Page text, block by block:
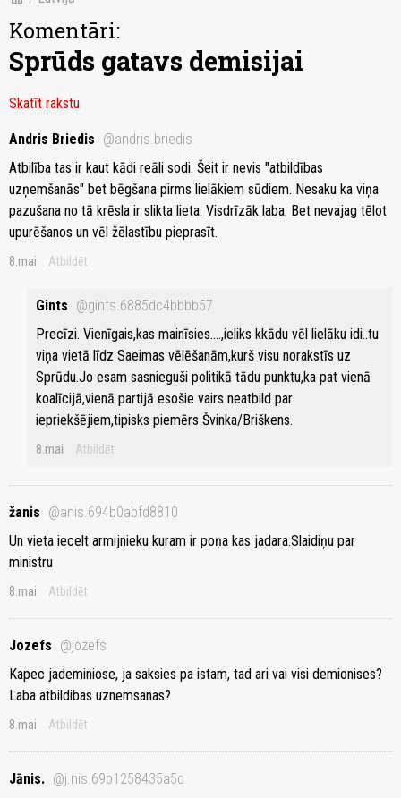
Komentāri:
Sprūds gatavs demisijai
Skatīt rakstu
Andris Briedis @andris.briedis
Atbilība tas ir kaut kādi reāli sodi. Šeit ir nevis "atbildības
uzņemšanās" bet bēgšana pirms lielākiem sūdiem. Nesaku ka viņa
pazušana no tā krēsla ir slikta lieta. Visdrīzāk laba. Bet nevajag tēlot
upurēšanos un vēl žēlastību pieprasīt.
8.mai Atbildēt
Gints @gints.6885dc4bbbb57
Precīzi. Vienīgais,kas mainīsies....,ieliks kkādu vēl lielāku idi..tu
viņa vietā līdz Saeimas vēlēšanām,kurš visu norakstīs uz
Sprūdu.Jo esam sasnieguši politikā tādu punktu,ka pat vienā
koalīcijā,vienā partijā esošie vairs neatbild par
iepriekšējiem,tipisks piemērs Švinka/Briškens.
8.mai Atbildēt
žanis @anis.694b0abfd8810
Un vieta iecelt armijnieku kuram ir poņa kas jadara.Slaidiņu par
ministru
8.mai Atbildēt
Jozefs @jozefs
Kapec jademiniose, ja saksies pa istam, tad ari vai visi demionises?
Laba atbildibas uznemsanas?
8.mai Atbildēt
Jānis. @j.nis.69b1258435a5d